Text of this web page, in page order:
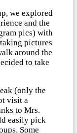
we explored
and the
pics) with
pictures
around the
to take
(only the
visit a
to Mrs.
easily pick
Some